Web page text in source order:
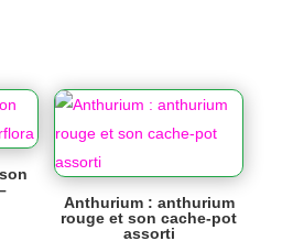
Anthurium : anthurium
rouge et son cache-pot
assorti